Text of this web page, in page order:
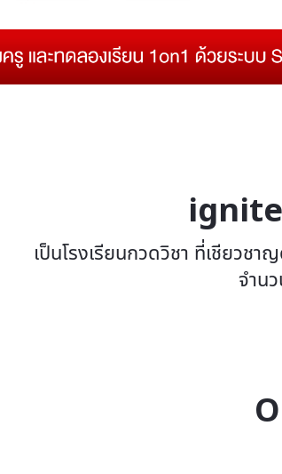
เป็นโรงเรียนกวดวิชา ที่เชียวช
จำน